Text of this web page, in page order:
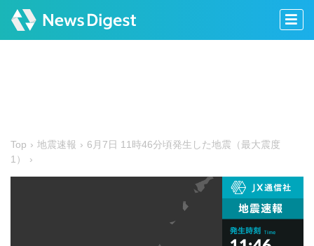
Top 地震速報
6月7日 11時46分頃発生した地震（最大震度
1）